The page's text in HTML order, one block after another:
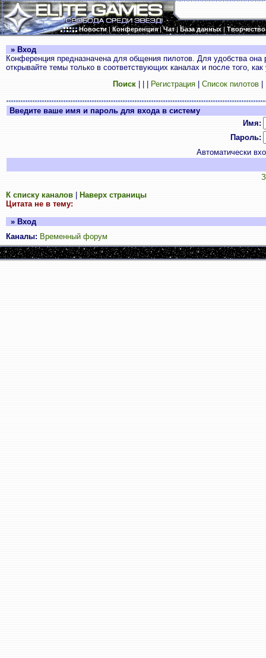
Новости|Конференция|Чат|База данных|Творчество
» Вход
Конференция предназначена для общения пилотов. Для удобства
открывайте темы только в соответствующих каналах и после того,
Поиск
Регистрация Список пилотов
Введите ваше имя и пароль для входа в систему
Имя:
Пароль:
Автоматически
К списку каналов
Наверх страницы
Цитата не в тему:
» Вход
Каналы: Временный форум